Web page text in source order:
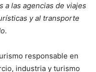
a las agencias de viajes
y al transporte
.
responsable en
industria y turismo